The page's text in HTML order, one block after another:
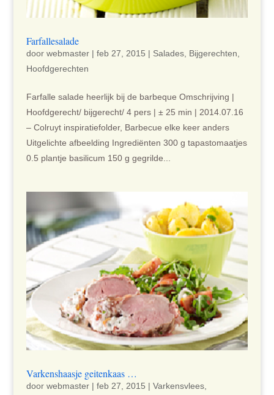
Farfallesalade
door webmaster| feb 27, 2015 | Salades, Bijgerechten
Hoofdgerechten
Farfalle salade heerlijk bij de barbeque Omschrijving |
Hoofdgerecht/ bijgerecht/ 4 pers | ± 25 min | 2014.07.16
– Colruyt inspiratiefolder, Barbecue elke keer anders
Uitgelichte afbeelding Ingrediënten 300 g tapastomaatjes
0.5 plantje basilicum 150 g gegrilde...
Varkenshaasje geitenkaas …
door webmaster| feb 27, 2015 | Varkensvlees,